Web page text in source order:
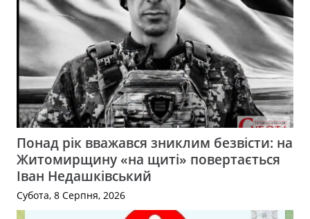
Понад рік вважався зниклим безвісти: на
Житомирщину «на щиті» повертається
Іван Недашківський
Субота, 8 Серпня, 2026